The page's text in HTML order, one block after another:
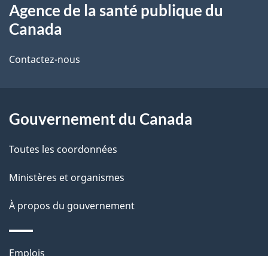
i
s
e
l
a
p
a
g
propos
ce
Agence de la santé publique du
Canada
Contactez-nous
Gouvernement du Canada
Toutes les coordonnées
Ministères et organismes
À propos du gouvernement
Thèmes
Emplois